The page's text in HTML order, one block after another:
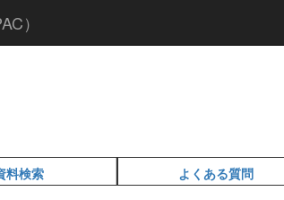
）
料検索 よくある質問